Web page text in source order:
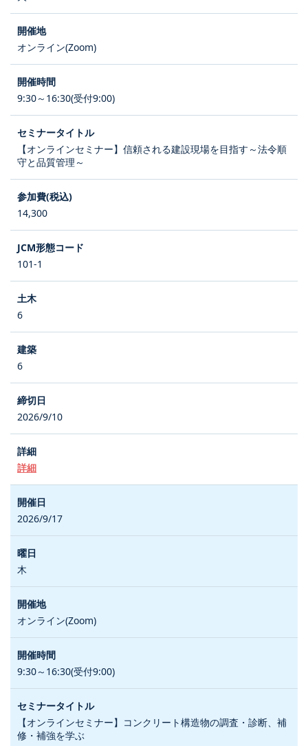
オンライン(Zoom)
9:30～16:30(受付9:00)
【オンラインセミナー】信頼される建設現場を目指す～法令順
守と品質管理～
14,300
101-1
6
6
2026/9/10
詳細
2026/9/17
木
オンライン(Zoom)
9:30～16:30(受付9:00)
【オンラインセミナー】コンクリート構造物の調査・診断、補
修・補強を学ぶ